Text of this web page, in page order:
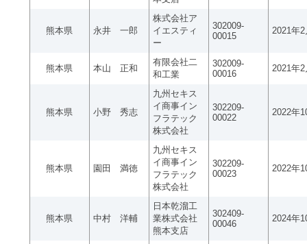
熊本県 永井 一郎
株式会社ア
イエスティ
ー
302009-
00015
2021年2
熊本県 本山 正和
有限会社二
和工業
302009-
00016
2021年2
熊本県 小野 秀志
九州セキス
イ商事イン
フラテック
株式会社
302209-
00022
2022年
熊本県 園田 満徳
九州セキス
イ商事イン
フラテック
株式会社
302209-
00023
2022年
熊本県 中村 洋輔
日本乾溜工
業株式会社
熊本支店
302409-
00046
2024年